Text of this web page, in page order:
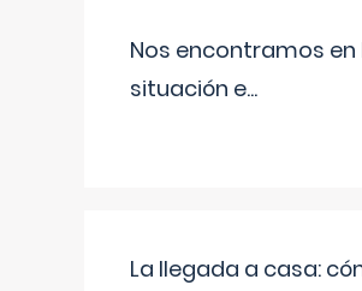
Nos encontramos en
situación e...
La llegada a casa: